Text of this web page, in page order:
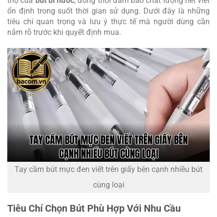
ổn định trong suốt thời gian sử dụng. Dưới đây là những
tiêu chí quan trọng và lưu ý thực tế mà người dùng cần
nắm rõ trước khi quyết định mua.
Tay cầm bút mực đen viết trên giấy bên cạnh nhiều bút
cùng loại
Tiêu Chí Chọn Bút Phù Hợp Với Nhu Cầu